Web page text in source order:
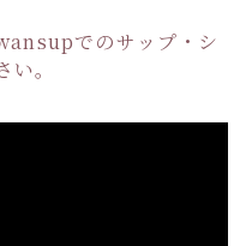
でのサップ・シ
。